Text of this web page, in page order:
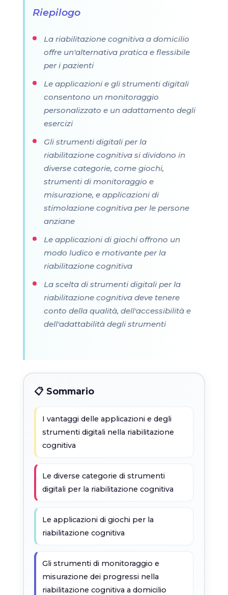
Riepilogo
La riabilitazione cognitiva a domicilio
offre un'alternativa pratica e flessibile
per i pazienti
Le applicazioni e gli strumenti digitali
consentono un monitoraggio
personalizzato e un adattamento degli
esercizi
Gli strumenti digitali per la
riabilitazione cognitiva si dividono in
diverse categorie, come giochi,
strumenti di monitoraggio e
misurazione, e applicazioni di
stimolazione cognitiva per le persone
anziane
Le applicazioni di giochi offrono un
modo ludico e motivante per la
riabilitazione cognitiva
La scelta di strumenti digitali per la
riabilitazione cognitiva deve tenere
conto della qualità, dell'accessibilità e
dell'adattabilità degli strumenti
📋 Sommario
I vantaggi delle applicazioni e degli
strumenti digitali nella riabilitazione
cognitiva
Le diverse categorie di strumenti
digitali per la riabilitazione cognitiva
Le applicazioni di giochi per la
riabilitazione cognitiva
Gli strumenti di monitoraggio e
misurazione dei progressi nella
riabilitazione cognitiva a domicilio